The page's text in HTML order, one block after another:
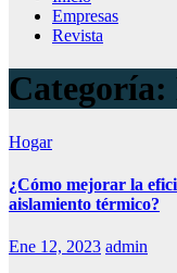
Empresas
Revista
Categoría:
Hogar
¿Cómo mejorar la
aislamiento térmico?
Ene 12, 2023 admin